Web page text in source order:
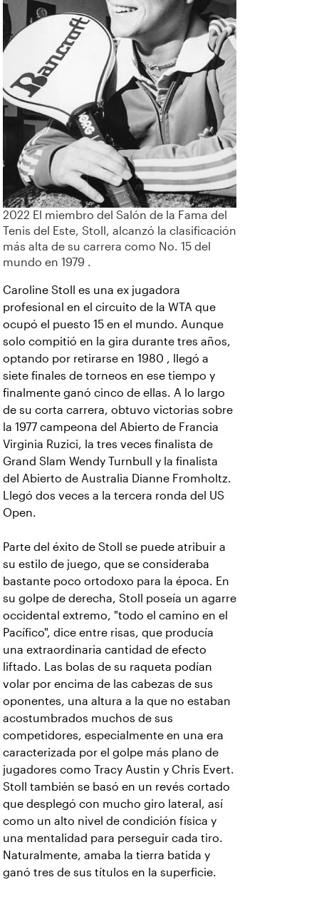
2022 El miembro del Salón de la Fama del
Tenis del Este, Stoll, alcanzó la clasificación
más alta de su carrera como No. 15 del
mundo en 1979 .
Caroline Stoll es una ex jugadora
profesional en el circuito de la WTA que
ocupó el puesto 15 en el mundo. Aunque
solo compitió en la gira durante tres años,
optando por retirarse en 1980 , llegó a
siete finales de torneos en ese tiempo y
finalmente ganó cinco de ellas. A lo largo
de su corta carrera, obtuvo victorias sobre
la 1977 campeona del Abierto de Francia
Virginia Ruzici, la tres veces finalista de
Grand Slam Wendy Turnbull y la finalista
del Abierto de Australia Dianne Fromholtz.
Llegó dos veces a la tercera ronda del US
Open.
Parte del éxito de Stoll se puede atribuir a
su estilo de juego, que se consideraba
bastante poco ortodoxo para la época. En
su golpe de derecha, Stoll poseía un agarre
occidental extremo, "todo el camino en el
Pacífico", dice entre risas, que producía
una extraordinaria cantidad de efecto
liftado. Las bolas de su raqueta podían
volar por encima de las cabezas de sus
oponentes, una altura a la que no estaban
acostumbrados muchos de sus
competidores, especialmente en una era
caracterizada por el golpe más plano de
jugadores como Tracy Austin y Chris Evert.
Stoll también se basó en un revés cortado
que desplegó con mucho giro lateral, así
como un alto nivel de condición física y
una mentalidad para perseguir cada tiro.
Naturalmente, amaba la tierra batida y
ganó tres de sus títulos en la superficie.